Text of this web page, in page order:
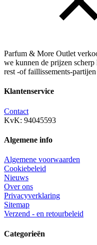
Parfum & More Outlet
we kunnen de prijzen
rest -of faillissements-
Klantenservice
Contact
KvK: 94045593
Algemene info
Algemene voorwaarden
Cookiebeleid
Nieuws
Over ons
Privacyverklaring
Sitemap
Verzend - en retourbeleid
Categorieën